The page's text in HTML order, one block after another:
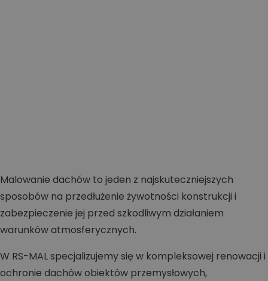
Malowanie dachów to jeden z najskuteczniejszych
sposobów na przedłużenie żywotności konstrukcji i
zabezpieczenie jej przed szkodliwym działaniem
warunków atmosferycznych.
W RS-MAL specjalizujemy się w kompleksowej renowacji i
ochronie dachów obiektów przemysłowych,